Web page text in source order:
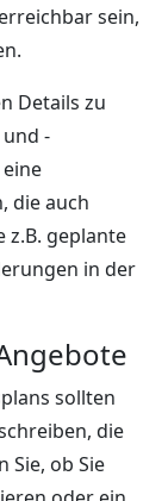
sein,
Details zu
-
die auch
z.B. geplante
in der
sollten
die
Sie, ob Sie